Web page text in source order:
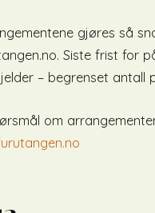
gjøres så
Siste frist for
– begrenset antall
om